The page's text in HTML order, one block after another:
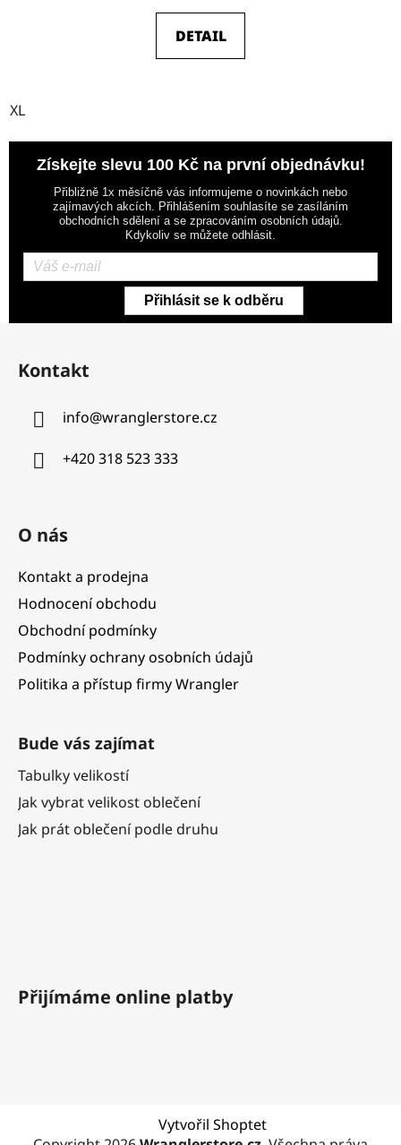
DETAIL
XL
Získejte slevu 100 Kč na první objednávku!
Přibližně 1x měsíčně vás informujeme o novinkách nebo
zajímavých akcích. Přihlášením souhlasíte se zasíláním
obchodních sdělení a se zpracováním osobních údajů.
Kdykoliv se můžete odhlásit.
Přihlásit se k odběru
Z
Kontakt
info@wranglerstore.cz
+420 318 523 333
O nás
Kontakt a prodejna
Hodnocení obchodu
Obchodní podmínky
Podmínky ochrany osobních údajů
Politika a přístup firmy Wrangler
Bude vás zajímat
Tabulky velikostí
Jak vybrat velikost oblečení
Jak prát oblečení podle druhu
Přijímáme online platby
Vytvořil Shoptet